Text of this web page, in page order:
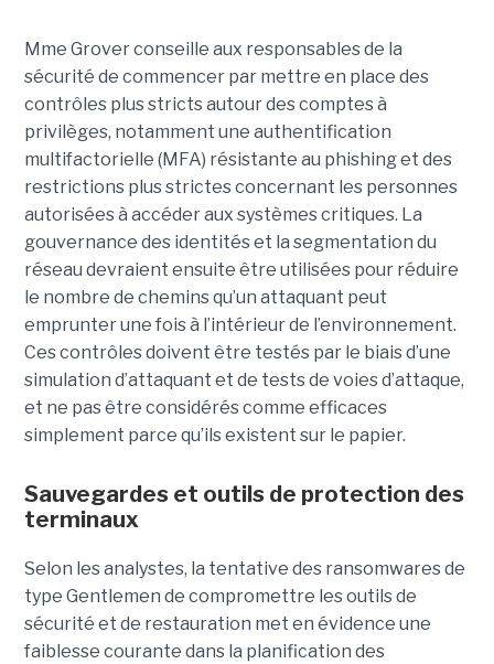
Mme Grover conseille aux responsables de la
sécurité de commencer par mettre en place des
contrôles plus stricts autour des comptes à
privilèges, notamment une authentification
multifactorielle (MFA) résistante au phishing et des
restrictions plus strictes concernant les personnes
autorisées à accéder aux systèmes critiques. La
gouvernance des identités et la segmentation du
réseau devraient ensuite être utilisées pour réduire
le nombre de chemins qu’un attaquant peut
emprunter une fois à l’intérieur de l’environnement.
Ces contrôles doivent être testés par le biais d’une
simulation d’attaquant et de tests de voies d’attaque,
et ne pas être considérés comme efficaces
simplement parce qu’ils existent sur le papier.
Sauvegardes et outils de protection des
terminaux
Selon les analystes, la tentative des ransomwares de
type Gentlemen de compromettre les outils de
sécurité et de restauration met en évidence une
faiblesse courante dans la planification des